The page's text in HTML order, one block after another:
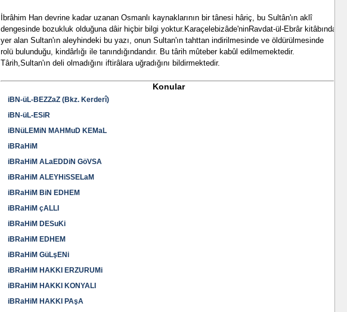
İbrâhim Han devrine kadar uzanan Osmanlı kaynaklarının bir tânesi hâriç, bu Sultân'ın aklî
dengesinde bozukluk olduğuna dâir hiçbir bilgi yoktur.Karaçelebizâde'ninRavdat-ül-Ebrâr kitâbında
yer alan Sultan'ın aleyhindeki bu yazı, onun Sultan'ın tahttan indirilmesinde ve öldürülmesinde
rolü bulunduğu, kindârlığı ile tanındığındandır. Bu târih mûteber kabûl edilmemektedir.
Târih,Sultan'ın deli olmadığını iftirâlara uğradığını bildirmektedir.
Konular
iBN-üL-BEZZaZ (Bkz. Kerderî)
iBN-üL-ESiR
iBNüLEMiN MAHMuD KEMaL
iBRaHiM
iBRaHiM ALaEDDiN GöVSA
iBRaHiM ALEYHiSSELaM
iBRaHiM BiN EDHEM
iBRaHiM çALLI
iBRaHiM DESuKi
iBRaHiM EDHEM
iBRaHiM GüLşENi
iBRaHiM HAKKI ERZURUMi
iBRaHiM HAKKI KONYALI
iBRaHiM HAKKI PAşA